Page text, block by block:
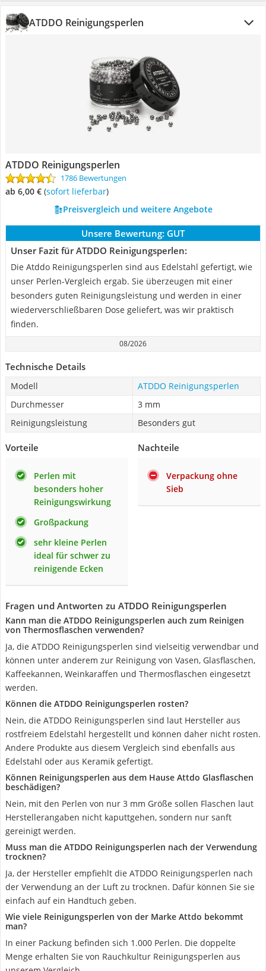
ATDDO Reinigungsperlen
ATDDO Reinigungsperlen
1786 Bewertungen
ab 6,00 € ( Sofort lieferbar)
Preisvergleich und weitere Angebote
Unsere Bewertung: GUT
Unser Fazit für ATDDO Reinigungsperlen:
Die Atddo Reinigungsperlen sind aus Edelstahl gefertigt, wie
unser Perlen-Vergleich ergab. Sie überzeugen mit einer
besonders guten Reinigungsleistung und werden in einer
wiederverschließbaren Dose geliefert, was wir praktisch
finden.
08/2026
Technische Details
Modell
ATDDO Reinigungsperlen
Durchmesser
3 mm
Reinigungsleistung
Besonders gut
Vorteile
Perlen mit
besonders hoher
Reinigungswirkung
Großpackung
sehr kleine Perlen
ideal für schwer zu
reinigende Ecken
Nachteile
Verpackung ohne
Sieb
Fragen und Antworten zu ATDDO Reinigungsperlen
Kann man die ATDDO Reinigungsperlen auch zum Reinigen
von Thermosflaschen verwenden?
Ja, die ATDDO Reinigungsperlen sind vielseitig verwendbar und
können unter anderem zur Reinigung von Vasen, Glasflaschen,
Kaffeekannen, Weinkaraffen und Thermosflaschen eingesetzt
werden.
Können die ATDDO Reinigungsperlen rosten?
Nein, die ATDDO Reinigungsperlen sind laut Hersteller aus
rostfreiem Edelstahl hergestellt und können daher nicht rosten.
Andere Produkte aus diesem Vergleich sind ebenfalls aus
Edelstahl oder aus Keramik gefertigt.
Können Reinigungsperlen aus dem Hause Attdo Glasflaschen
beschädigen?
Nein, mit den Perlen von nur 3 mm Größe sollen Flaschen laut
Herstellerangaben nicht kaputtgehen, sondern nur sanft
gereinigt werden.
Muss man die ATDDO Reinigungsperlen nach der Verwendung
trocknen?
Ja, der Hersteller empfiehlt die ATDDO Reinigungsperlen nach
der Verwendung an der Luft zu trocknen. Dafür können Sie sie
einfach auf ein Handtuch geben.
Wie viele Reinigungsperlen von der Marke Attdo bekommt
man?
In einer Packung befinden sich 1.000 Perlen. Die doppelte
Menge erhalten Sie von Rauchkultur Reinigungsperlen aus